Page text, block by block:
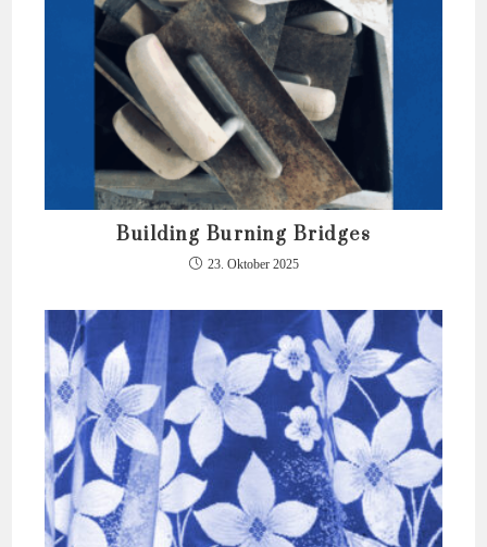
Building Burning Bridges
23. Oktober 2025